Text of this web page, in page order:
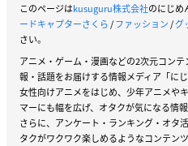
このページはkusuguru株式会社のにじめ
ードキャプターさくら/ファッション/グ
さい。
アニメ・ゲーム・漫画などの2次元コン
報・話題をお届けする情報メディア「にじ
女性向けアニメをはじめ、少年アニメや
マーにも幅を広げ、オタクが気になる情
さらに、アンケート・ランキング・オタ
タクがワクワク楽しめるようなコンテン